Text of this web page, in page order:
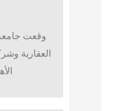
وقعت
العقارية